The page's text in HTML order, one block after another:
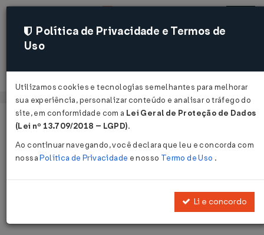
Acessar
Página Inicial Legislações
Decreto Legislativo Nº 14 DE
Política de Privacidade e Termos de
Uso
Utilizamos cookies e tecnologias semelhantes para melhorar
sua experiência, personalizar conteúdo e analisar o tráfego do
site, em conformidade com a Lei Geral de Proteção de Dados
(Lei nº 13.709/2018 – LGPD).
Ao continuar navegando, você declara que leu e concorda com
nossaPolítica de Privacidade e nosso Termo de Uso .
Li e concordo